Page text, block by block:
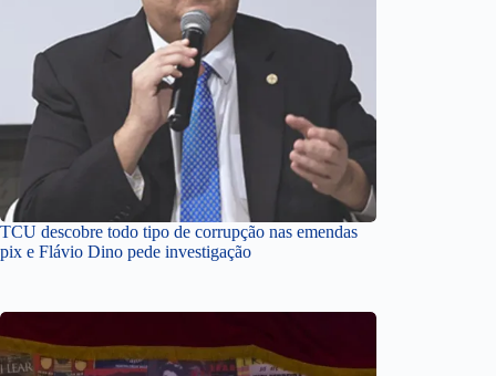
TCU descobre todo tipo de corrupção nas emendas
pix e Flávio Dino pede investigação